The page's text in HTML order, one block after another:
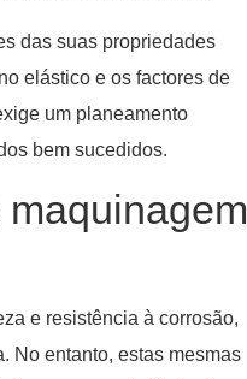
das suas propriedades
elástico e os factores de
um planeamento
bem sucedidos.
e resistência à corrosão,
No entanto, estas mesmas